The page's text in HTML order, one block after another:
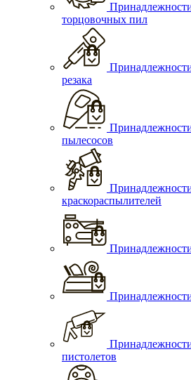
торцовочных пил
резака
пылесосов
краскораспылителей
пистолетов